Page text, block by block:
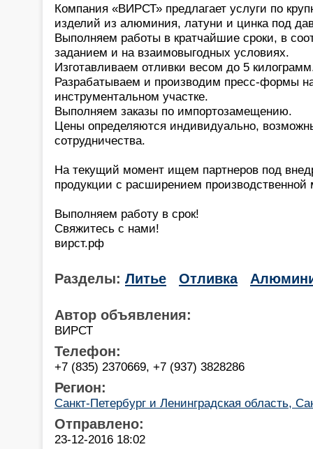
Компания «ВИРСТ» предлагает услуги по
изделий из алюминия, латуни и цинка под
Выполняем работы в кратчайшие сроки, в
заданием и на взаимовыгодных условиях.
Изготавливаем отливки весом до 5
Разрабатываем и производим пресс-формы
инструментальном участке.
Выполняем заказы по импортозамещению.
Цены определяются индивидуально,
сотрудничества.
На текущий момент ищем партнеров под
продукции с расширением
Выполняем работу в срок!
Свяжитесь с нами!
вирст.рф
Разделы: Литье Отливка
Автор объявления:
ВИРСТ
Телефон:
+7 (835) 2370669, +7 (937) 3828286
Регион:
Санкт-Петербург и Ленинградская область,
Отправлено:
23-12-2016 18:02